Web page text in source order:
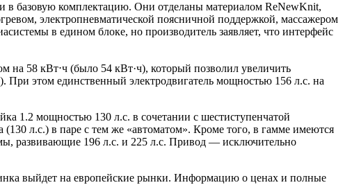
в базовую комплектацию. Они отделаны материалом ReNewKnit,
электропневматической поясничной поддержкой, массажером
в едином блоке, но производитель заявляет, что интерфейс
на 58 кВт⋅ч (было 54 кВт·ч), который позволил увеличить
При этом единственный электродвигатель мощностью 156 л.с. на
1.2 мощностью 130 л.с. в сочетании с шестиступенчатой
л.с.) в паре с тем же «автоматом». Кроме того, в гамме имеются
развивающие 196 л.с. и 225 л.с. Привод — исключительно
выйдет на европейские рынки. Информацию о ценах и полные